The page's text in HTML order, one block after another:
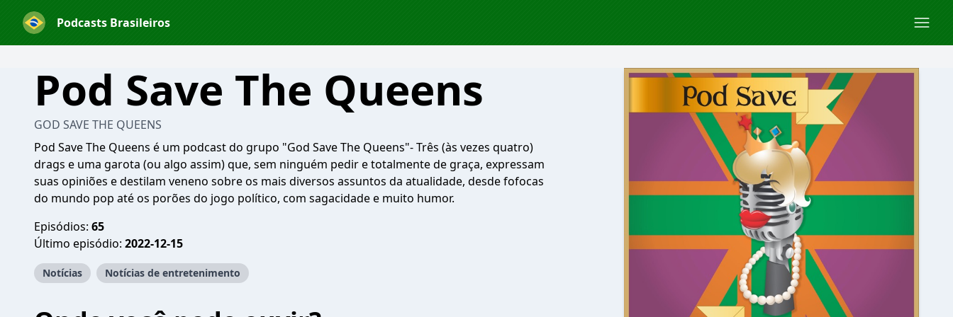
Podcasts Brasileiros
Pod Save The Queens
GOD SAVE THE QUEENS
Pod Save The Queens é um podcast do grupo "God Save The Queens"- Três (às vezes quatro)
drags e uma garota (ou algo assim) que, sem ninguém pedir e totalmente de graça, expressam
suas opiniões e destilam veneno sobre os mais diversos assuntos da atualidade, desde fofocas
do mundo pop até os porões do jogo político, com sagacidade e muito humor.
Episódios: 65
Último episódio: 2022-12-15
Notícias Notícias de entretenimento